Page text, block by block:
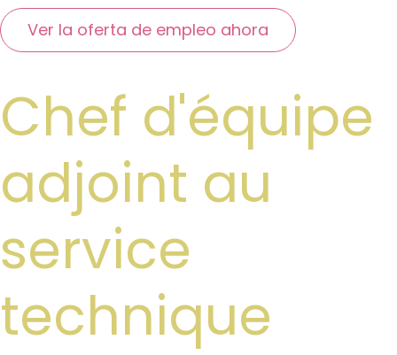
Ver la oferta de empleo ahora
Chef d'équipe
adjoint au
service
technique